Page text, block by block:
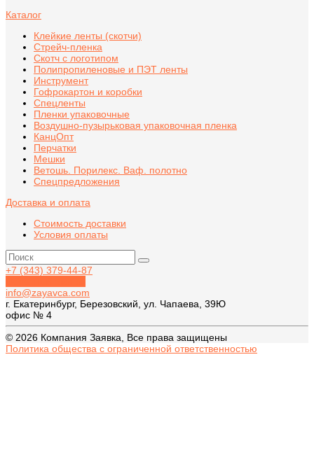
Каталог
Клейкие ленты (скотчи)
Стрейч-пленка
Скотч с логотипом
Полипропиленовые и ПЭТ ленты
Инструмент
Гофрокартон и коробки
Спецленты
Пленки упаковочные
Воздушно-пузырьковая упаковочная пленка
КанцОпт
Перчатки
Мешки
Ветошь. Порилекс. Ваф. полотно
Спецпредложения
Доставка и оплата
Стоимость доставки
Условия оплаты
+7 (343) 379-44-87
info@zayavca.com
г. Екатеринбург, Березовский, ул. Чапаева, 39Ю
офис № 4
© 2026 Компания Заявка, Все права защищены
Политика общества с ограниченной ответственностью